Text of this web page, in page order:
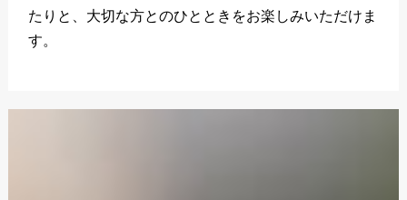
たりと、大切な方とのひとときをお楽しみいただけま
す。